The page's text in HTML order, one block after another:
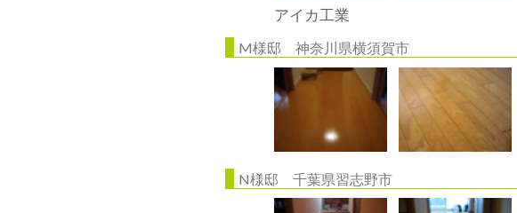
アイカ工業
M様邸 神奈川県横須賀市
N様邸 千葉県習志野市